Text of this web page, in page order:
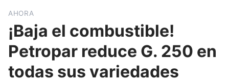
AHORA
¡Baja el combustible!
Petropar reduce G. 250 en
todas sus variedades